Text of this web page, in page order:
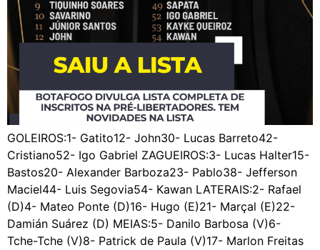
GOLEIROS:1- Gatito12- John30- Lucas Barreto42-
Cristiano52- Igo Gabriel ZAGUEIROS:3- Lucas Halter15-
Bastos20- Alexander Barboza23- Pablo38- Jefferson
Maciel44- Luis Segovia54- Kawan LATERAIS:2- Rafael
(D)4- Mateo Ponte (D)16- Hugo (E)21- Marçal (E)22-
Damián Suárez (D) MEIAS:5- Danilo Barbosa (V)6-
Tche-Tche (V)8- Patrick de Paula (V)17- Marlon Freitas